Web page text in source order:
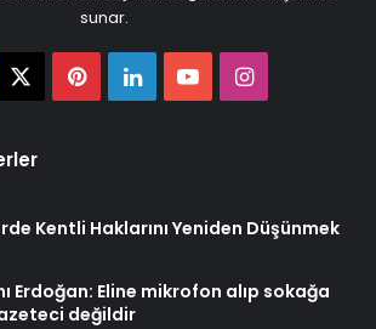
sunar.
Pinterest
LinkedInYouTubeInstagram
Kentli Haklarını Yeniden Düşünmek
Erdoğan: Eline mikrofon alıp sokağa
değildir